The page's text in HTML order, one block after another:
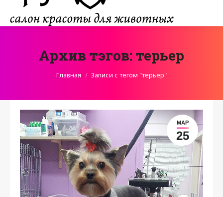
Архив тэгов: терьер
Главная Записи с тегом "терьер"
МАР
25